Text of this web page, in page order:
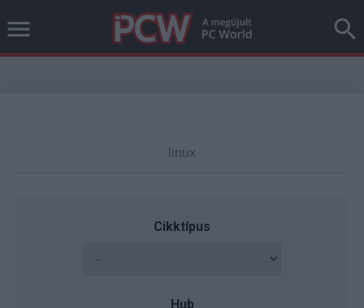
Cikktípus
Hub